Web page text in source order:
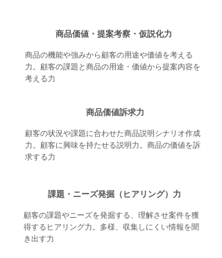
商品価値・提案考察・仮説化力
商品の機能や強みから顧客の用途や価値を考える
力。顧客の課題と商品の用途・価値から提案内容を
考える力
商品価値訴求力
顧客の状況や課題に合わせた商品説明シナリオ作成
力。顧客に興味を持たせる説明力。商品の価値を訴
求する力
課題・ニーズ発掘（ヒアリング）力
顧客の課題やニーズを発掘する、理解させ案件を獲
得するヒアリング力。多様、収集しにくい情報を聞
き出す力